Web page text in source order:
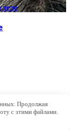
Продолжая
с этими файлами.